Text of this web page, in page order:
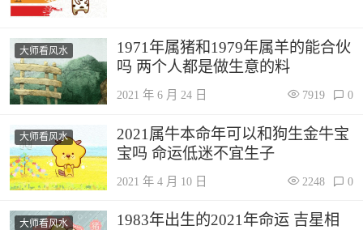
大师看风水
1971年属猪和1979年属羊的能合伙
吗 两个人都是做生意的料
2021 年 6 月 24 日 7919 0
大师看风水
2021属牛本命年可以和狗生金牛宝
宝吗 命运低迷不宜生子
2021 年 4 月 10 日 2248 0
大师看风水
1983年出生的2021年命运 吉星相